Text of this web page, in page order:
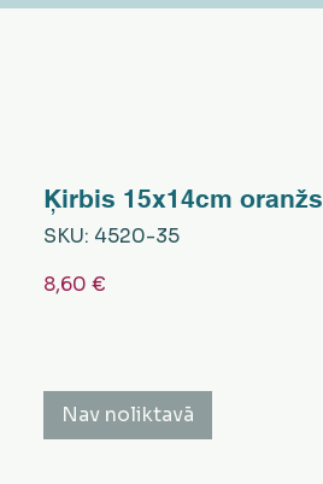
Ķirbis 15x14cm oranžs
SKU: 4520-35
8,60 €
Nav noliktavā